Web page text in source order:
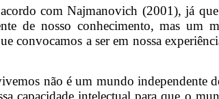
com Najmanovich (2001), já
de nosso conhecimento, mas um
convocamos a ser em nossa
não é um mundo independente
capacidade intelectual para que o